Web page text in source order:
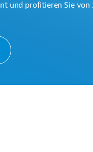
und profitieren Sie